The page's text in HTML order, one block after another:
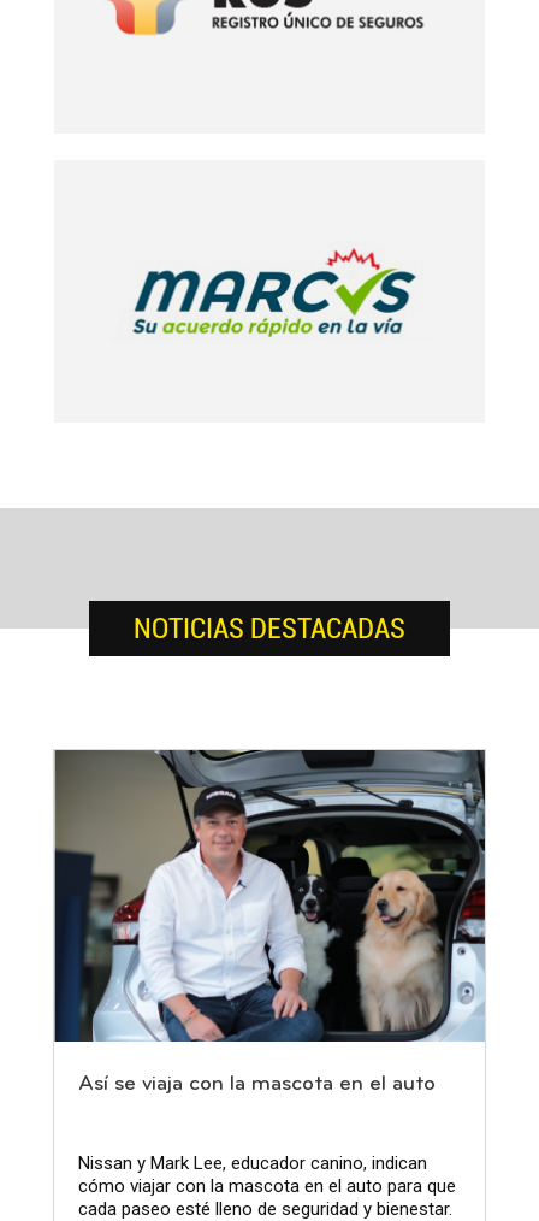
NOTICIAS DESTACADAS
Así se viaja con la mascota en el auto
Nissan y Mark Lee, educador canino, indican
cómo viajar con la mascota en el auto para que
cada paseo esté lleno de seguridad y bienestar.